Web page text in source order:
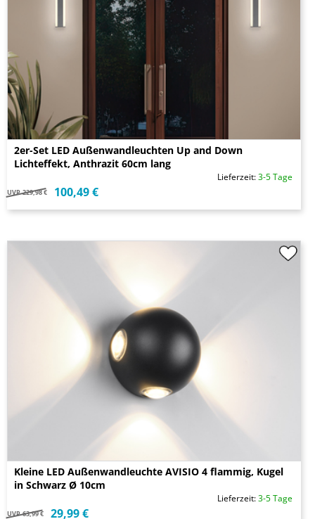
2er-Set LED Außenwandleuchten Up and Down
Lichteffekt, Anthrazit 60cm lang
Lieferzeit:3-5 Tage
UVP 229,98 € 100,49 €
Kleine LED Außenwandleuchte AVISIO 4 flammig, Kugel
in Schwarz Ø 10cm
Lieferzeit:3-5 Tage
UVP 63,99 € 29,99 €